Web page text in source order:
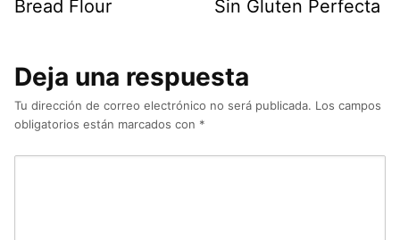
Bread Flour
Sin Gluten Perfecta
Deja una respuesta
Tu dirección de correo electrónico no será publicada. Los campos
obligatorios están marcados con *